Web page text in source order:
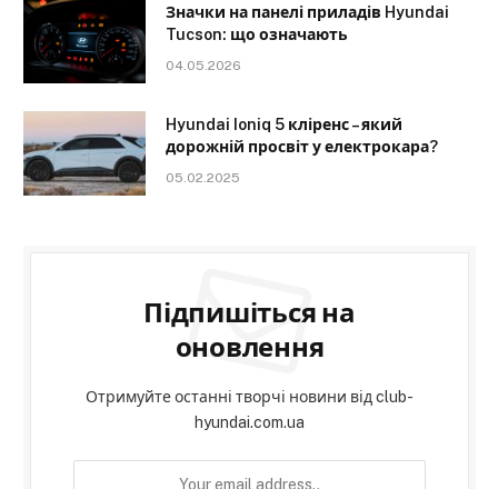
Значки на панелі приладів Hyundai
Tucson: що означають
04.05.2026
Hyundai Ioniq 5 кліренс – який
дорожній просвіт у електрокара?
05.02.2025
Підпишіться на
оновлення
Отримуйте останні творчі новини від club-
hyundai.com.ua